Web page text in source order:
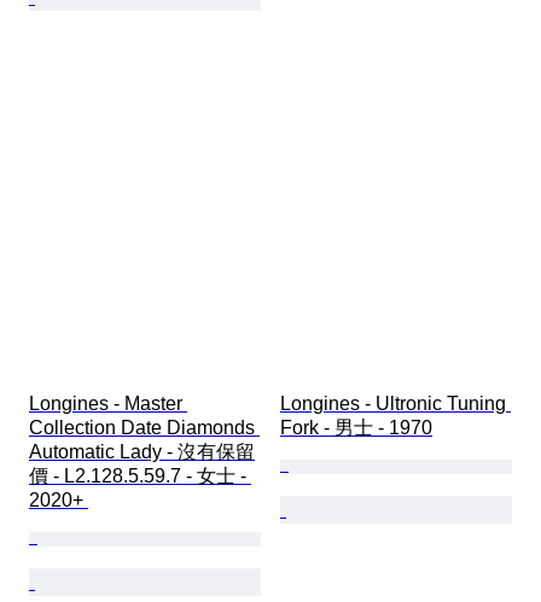
Longines - Master
Collection Date Diamonds
Automatic Lady - 沒有保留
價 - L2.128.5.59.7 - 女士 -
2020+
Longines - Ultronic Tuning
Fork - 男士 - 1970